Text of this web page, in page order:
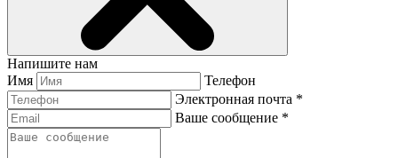
Напишите нам
Имя
Телефон
Электронная почта *
Ваше сообщение *